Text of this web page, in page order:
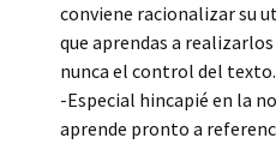
conviene racionalizar su
que aprendas a
nunca el control del texto.
-Especial hincapié en la
aprende pronto a